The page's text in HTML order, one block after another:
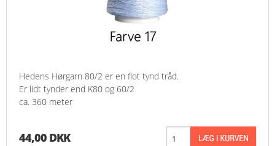
Hedens Hørgarn 80/2 er en flot tynd tråd.
Er lidt tynder end K80 og 60/2
ca. 360 meter
44,00 DKK